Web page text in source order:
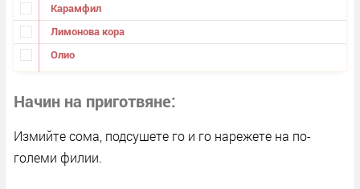
Карамфил
Лимонова кора
Олио
Начин на приготвяне
Измийте сома, подсушете го и го нарежете на по-
големи филии.